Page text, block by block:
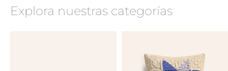
Explora nuestras categorías